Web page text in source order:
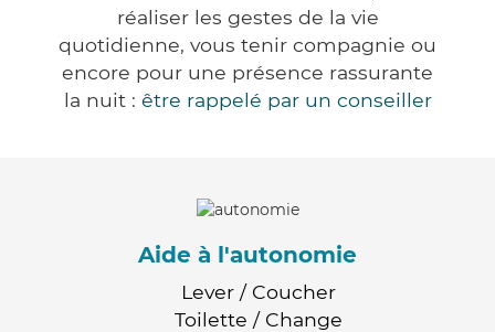
réaliser les gestes de la vie
quotidienne, vous tenir compagnie ou
encore pour une présence rassurante
la nuit : être rappelé par un conseiller
Aide à l'autonomie
Lever / Coucher
Toilette / Change